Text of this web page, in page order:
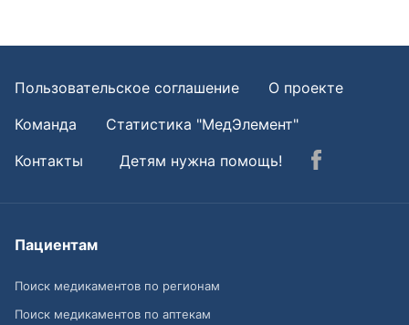
Пользовательское соглашение
О проекте
Команда
Статистика "МедЭлемент"
Контакты
Детям нужна помощь!
Пациентам
Поиск медикаментов по регионам
Поиск медикаментов по аптекам